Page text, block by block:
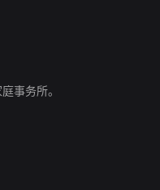
事务所。